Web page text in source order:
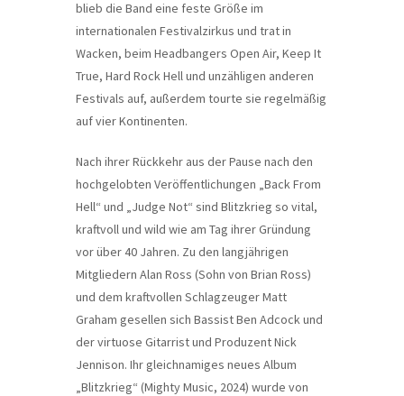
blieb die Band eine feste Größe im
internationalen Festivalzirkus und trat in
Wacken, beim Headbangers Open Air, Keep It
True, Hard Rock Hell und unzähligen anderen
Festivals auf, außerdem tourte sie regelmäßig
auf vier Kontinenten.
Nach ihrer Rückkehr aus der Pause nach den
hochgelobten Veröffentlichungen „Back From
Hell“ und „Judge Not“ sind Blitzkrieg so vital,
kraftvoll und wild wie am Tag ihrer Gründung
vor über 40 Jahren. Zu den langjährigen
Mitgliedern Alan Ross (Sohn von Brian Ross)
und dem kraftvollen Schlagzeuger Matt
Graham gesellen sich Bassist Ben Adcock und
der virtuose Gitarrist und Produzent Nick
Jennison. Ihr gleichnamiges neues Album
„Blitzkrieg“ (Mighty Music, 2024) wurde von